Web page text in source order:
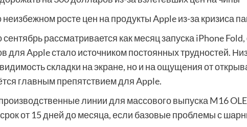
росте цен на продукты Apple из-за кризиса
сентябрь рассматривается как месяц запуска iPhone
для Apple стало источником постоянных трудностей.
складки на экране, но и на ощущения от
главным препятствием для Apple.
линии для массового выпуска M16
от 15 дней до месяца, если базовые проблемы с